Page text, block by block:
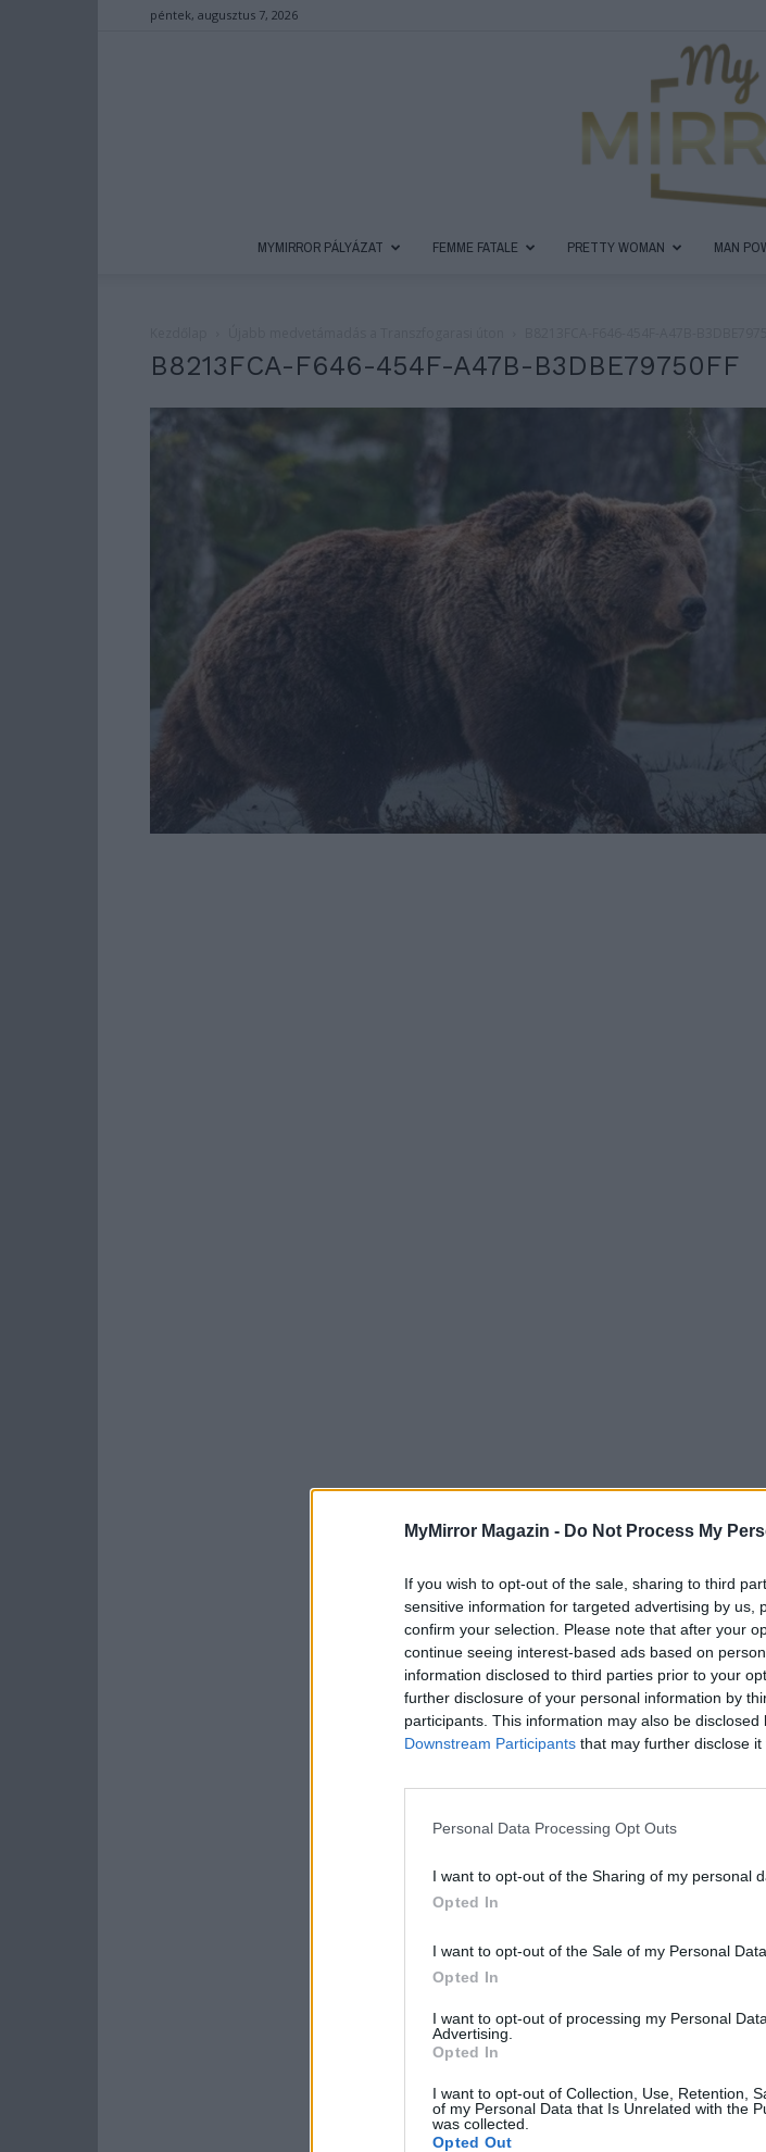
MyMirror Magazin - Do Not Process My
If you wish to opt-out of the sale, sharing to third
sensitive information for targeted advertising by us,
confirm your selection. Please note that after your
continue seeing interest-based ads based on
information disclosed to third parties prior to your
further disclosure of your personal information by
participants. This information may also be
Downstream Participants that may further disclose it
Personal Data Processing Opt Outs
I want to opt-out of the Sharing of my personal
Opted In
I want to opt-out of the Sale of my Personal Data.
Opted In
I want to opt-out of processing my Personal
Advertising.
Opted In
I want to opt-out of Collection, Use, Retention,
of my Personal Data that Is Unrelated with the
was collected.
Opted Out
péntek, augusztus 7, 2026
MYMIRROR PÁLYÁZAT FEMME FATALE PRETTY WOMAN MAN
B8213FCA-F646-454F-A47B-B3DBE79750FF